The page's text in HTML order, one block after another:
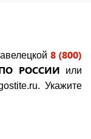
8 (800)
РОССИИ или
. Укажите